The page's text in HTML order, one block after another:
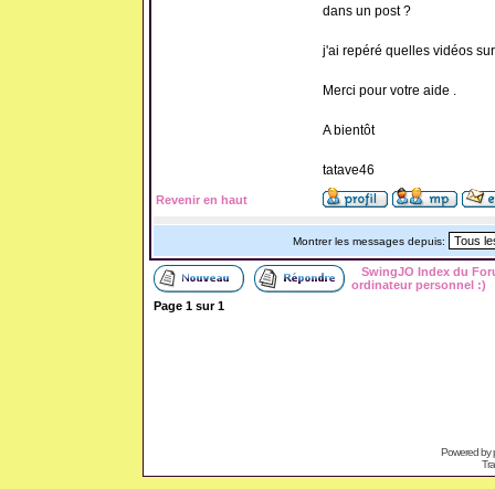
dans un post ?
j'ai repéré quelles vidéos
Merci pour votre aide .
A bientôt
tatave46
Revenir en haut
Montrer les messages depuis:
SwingJO Index du
ordinateur personnel :)
Page 1sur1
Powered by